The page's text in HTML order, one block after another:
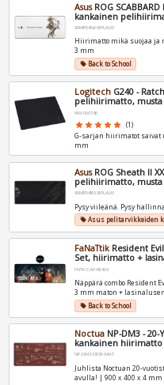
AsusROG SCABBARD
kankainen
90MP04N0-BPUA00
Hiirimatto mikä suojaa ja
3 mm
local_offerBack to School
Logitech G240 -
pelihiirimatto, musta
943-000785
star star star star star (1)
G-sarjan hiirimatot saivat
mm
AsusROG Sheath II
pelihiirimatto, musta
90MP04B0-BPUA00
Pysy viileänä. Pysy
local_offerAsus pelitarvikkeiden
FaNaTtikResident
Set, hiirimatto +
FNTK-CAP-RE408
Näppärä combo Resident
3 mm maton + lasinalusen
local_offerBack to School
Noctua NP-DM3 -
kankainen hiirimatto
NP-DM3-DESK-MAT
Juhlista Noctuan 20-
avulla! | 900 x 400 x 4 mm